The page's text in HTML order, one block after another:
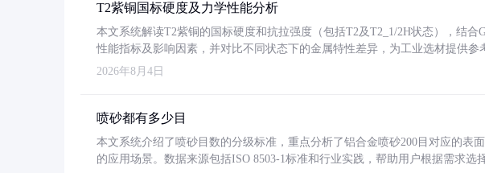
T2紫铜国标硬度及力学性能分析
本文系统解读T2紫铜的国标硬度和抗拉强度（包括T2及T2_1/2H状态），结合
性能指标及影响因素，并对比不同状态下的金属特性差异，为工业选材提供参
2026年8月4日
喷砂都有多少目
本文系统介绍了喷砂目数的分级标准，重点分析了铝合金喷砂200目对应的表
的应用场景。数据来源包括ISO 8503-1标准和行业实践，帮助用户根据需求选